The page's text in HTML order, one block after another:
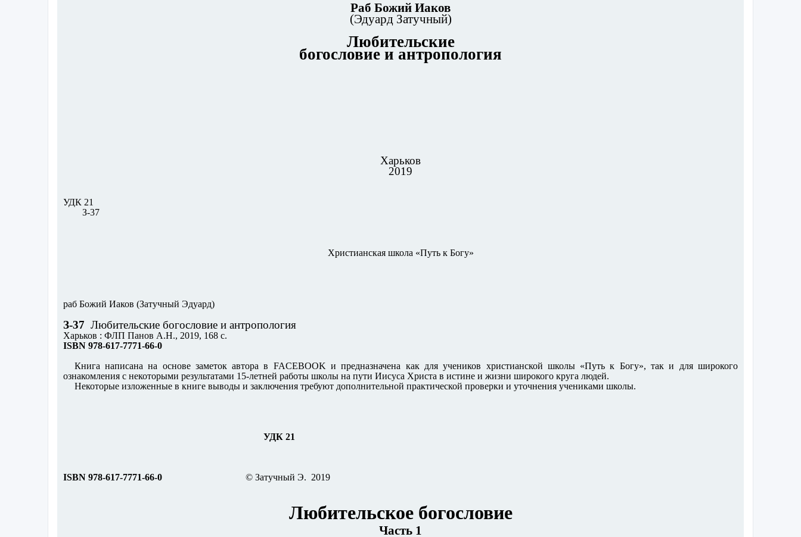
Раб Божий Иаков
(Эдуард Затучный)
Любительские
богословие и антропология
Харьков
2019
УДК 21
З-37
Христианская школа «Путь к Богу»
раб Божий Иаков (Затучный Эдуард)
З-37 Любительские богословие и антропология
Харьков : ФЛП Панов А.Н., 2019, 168 с.
ISBN 978-617-7771-66-0
Книга написана на основе заметок автора в FACEBOOK и предназначена как для учеников христианской школы «Путь к Богу», так и для широкого
ознакомления с некоторыми результатами 15-летней работы школы на пути Иисуса Христа в истине и жизни широкого круга людей.
Некоторые изложенные в книге выводы и заключения требуют дополнительной практической проверки и уточнения учениками школы.
УДК 21
ISBN 978-617-7771-66-0 © Затучный Э. 2019
Любительское богословие
Часть 1